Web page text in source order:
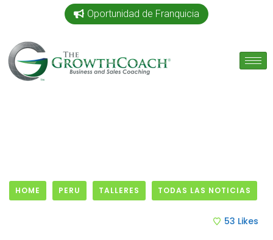
Oportunidad de Franquicia
HOME PERU TALLERES TODAS LAS NOTICIAS
53 Likes